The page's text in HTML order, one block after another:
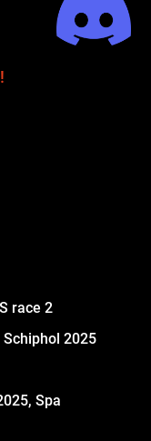
race 2
2025
Spa